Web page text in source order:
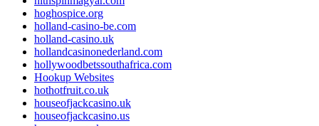
hoghospice.org
holland-casino-be.com
holland-casino.uk
hollandcasinonederland.com
hollywoodbetssouthafrica.com
Hookup Websites
hothotfruit.co.uk
houseofjackcasino.uk
houseofjackcasino.us